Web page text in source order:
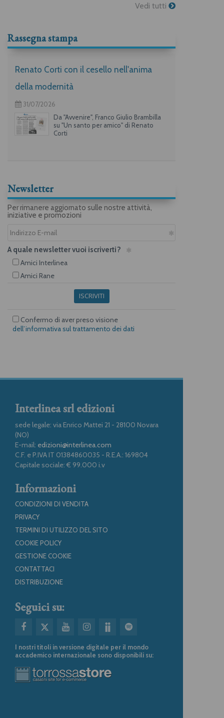
Vedi tutti
Rassegna stampa
Renato Corti con il cesello nell'anima
della modernità
31/07/2026
Da "Avvenire", Franco Giulio Brambilla
su "Un santo per amico" di Renato
Corti
Newsletter
Per rimanere aggiornato sulle nostre attività,
iniziative e promozioni
A quale newsletter vuoi iscriverti?
Amici Interlinea
Amici Rane
ISCRIVITI
Confermo di aver preso visione
dell’informativa sul trattamento dei dati
Interlinea srl edizioni
sede legale: via Enrico Mattei 21 - 28100 Novara
(NO)
E-mail: edizioni@interlinea.com
C.F. e P.IVA IT 01384860035 - R.E.A.: 169804
Capitale sociale: € 99.000 i.v
Informazioni
CONDIZIONI DI VENDITA
PRIVACY
TERMINI DI UTILIZZO DEL SITO
COOKIE POLICY
GESTIONE COOKIE
CONTATTACI
DISTRIBUZIONE
Seguici su:
I nostri titoli in versione digitale per il mondo
accademico internazionale sono disponibili su: